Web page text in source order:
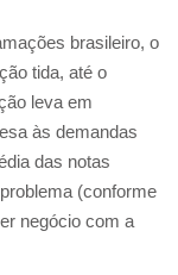
brasileiro, o
tida, até o
leva em
às demandas
das notas
(conforme
negócio com a